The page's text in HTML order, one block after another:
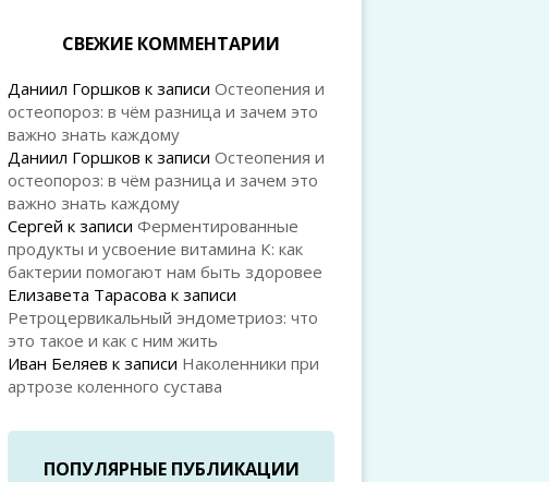
СВЕЖИЕ КОММЕНТАРИИ
Даниил Горшков к записи Остеопения и
остеопороз: в чём разница и зачем это
важно знать каждому
Даниил Горшков к записи Остеопения и
остеопороз: в чём разница и зачем это
важно знать каждому
Сергей к записи Ферментированные
продукты и усвоение витамина K: как
бактерии помогают нам быть здоровее
Елизавета Тарасова к записи
Ретроцервикальный эндометриоз: что
это такое и как с ним жить
Иван Беляев к записи Наколенники при
артрозе коленного сустава
ПОПУЛЯРНЫЕ ПУБЛИКАЦИИ